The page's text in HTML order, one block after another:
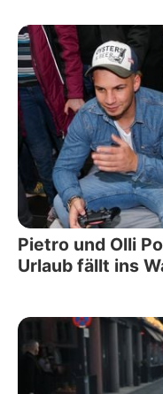
Pietro und Olli
Urlaub fällt ins